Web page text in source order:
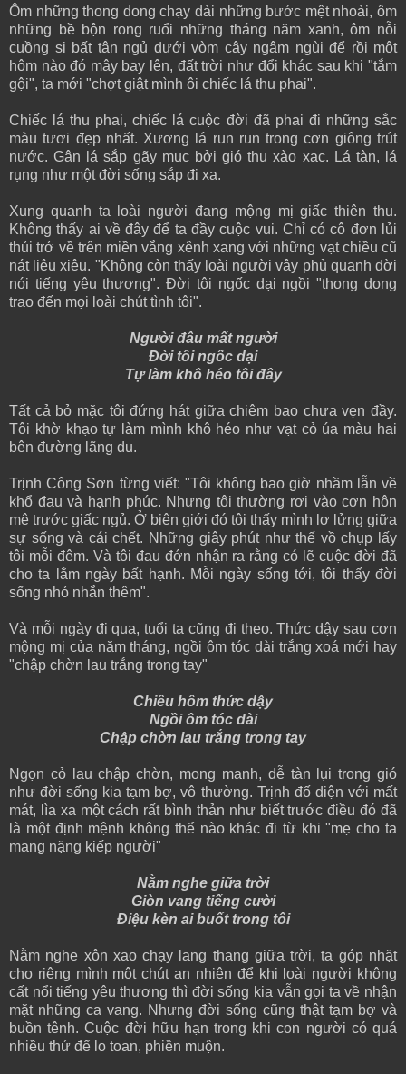
Ôm những thong dong chạy dài những bước mệt nhoài, ôm
những bề bộn rong ruổi những tháng năm xanh, ôm nỗi
cuồng si bất tận ngủ dưới vòm cây ngậm ngùi để rồi một
hôm nào đó mây bay lên, đất trời như đổi khác sau khi "tắm
gội", ta mới "chợt giật mình ôi chiếc lá thu phai".
Chiếc lá thu phai, chiếc lá cuộc đời đã phai đi những sắc
màu tươi đẹp nhất. Xương lá run run trong cơn giông trút
nước. Gân lá sắp gãy mục bởi gió thu xào xạc. Lá tàn, lá
rụng như một đời sống sắp đi xa.
Xung quanh ta loài người đang mộng mị giấc thiên thu.
Không thấy ai về đây để ta đầy cuộc vui. Chỉ có cô đơn lủi
thủi trở về trên miền vắng xênh xang với những vạt chiều cũ
nát liêu xiêu. "Không còn thấy loài người vây phủ quanh đời
nói tiếng yêu thương". Đời tôi ngốc dại ngồi "thong dong
trao đến mọi loài chút tình tôi".
Người đâu mất người
Đời tôi ngốc dại
Tự làm khô héo tôi đây
Tất cả bỏ mặc tôi đứng hát giữa chiêm bao chưa vẹn đầy.
Tôi khờ khạo tự làm mình khô héo như vạt cỏ úa màu hai
bên đường lãng du.
Trịnh Công Sơn từng viết: "Tôi không bao giờ nhầm lẫn về
khổ đau và hạnh phúc. Nhưng tôi thường rơi vào cơn hôn
mê trước giấc ngủ. Ở biên giới đó tôi thấy mình lơ lửng giữa
sự sống và cái chết. Những giây phút như thế vồ chụp lấy
tôi mỗi đêm. Và tôi đau đớn nhận ra rằng có lẽ cuộc đời đã
cho ta lắm ngày bất hạnh. Mỗi ngày sống tới, tôi thấy đời
sống nhỏ nhắn thêm".
Và mỗi ngày đi qua, tuổi ta cũng đi theo. Thức dậy sau cơn
mộng mị của năm tháng, ngồi ôm tóc dài trắng xoá mới hay
"chập chờn lau trắng trong tay"
Chiều hôm thức dậy
Ngồi ôm tóc dài
Chập chờn lau trắng trong tay
Ngọn cỏ lau chập chờn, mong manh, dễ tàn lụi trong gió
như đời sống kia tạm bợ, vô thường. Trịnh đố diện với mất
mát, lìa xa một cách rất bình thản như biết trước điều đó đã
là một định mệnh không thể nào khác đi từ khi "mẹ cho ta
mang nặng kiếp người"
Nằm nghe giữa trời
Giòn vang tiếng cười
Điệu kèn ai buốt trong tôi
Nằm nghe xôn xao chạy lang thang giữa trời, ta góp nhặt
cho riêng mình một chút an nhiên để khi loài người không
cất nổi tiếng yêu thương thì đời sống kia vẫn gọi ta về nhận
mặt những ca vang. Nhưng đời sống cũng thật tạm bợ và
buồn tênh. Cuộc đời hữu hạn trong khi con người có quá
nhiều thứ để lo toan, phiền muộn.